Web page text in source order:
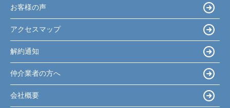
お客様の声
アクセスマップ
解約通知
仲介業者の方へ
会社概要